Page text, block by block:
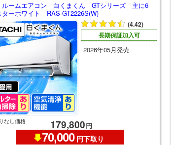
ームエアコン 白くまくん GTシリーズ 主に6
ーホワイト RAS-GT2226S(W)
(4.42)
長期保証加入可
2026年05月発売
なし価格 179,800円
70,000 円下取り